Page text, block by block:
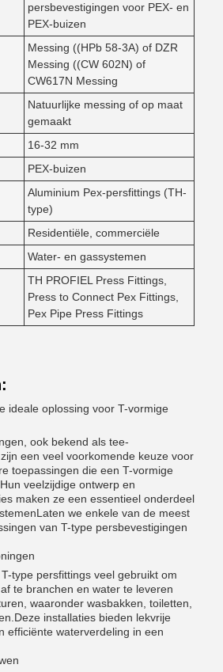
persbevestigingen voor PEX- en
PEX-buizen
Messing ((HPb 58-3A) of DZR
Messing ((CW 602N) of
CW617N Messing
Natuurlijke messing of op maat
gemaakt
16-32 mm
PEX-buizen
Aluminium Pex-persfittings (TH-
type)
Residentiële, commerciële
Water- en gassystemen
TH PROFIEL Press Fittings,
Press to Connect Pex Fittings,
Pex Pipe Press Fittings
ideale oplossing voor T-vormige
ook bekend als tee-
een veel voorkomende keuze voor
toepassingen die een T-vormige
veelzijdige ontwerp en
maken ze een essentieel onderdeel
we enkele van de meest
van T-type persbevestigingen
type persfittings veel gebruikt om
te branchen en water te leveren
waaronder wasbakken, toiletten,
installaties bieden lekvrije
efficiënte waterverdeling in een